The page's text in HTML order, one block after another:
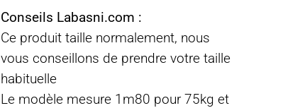
Conseils Labasni.com :
Ce produit taille normalement, nous
vous conseillons de prendre votre taille
habituelle
Le modèle mesure 1m80 pour 75kg et